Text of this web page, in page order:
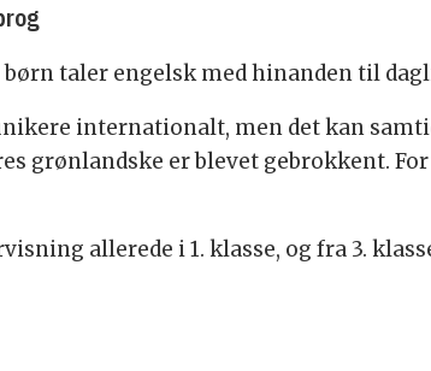
taler engelsk med hinanden til
internationalt, men det kan
grønlandske er blevet gebrokkent.
allerede i 1. klasse, og fra 3.